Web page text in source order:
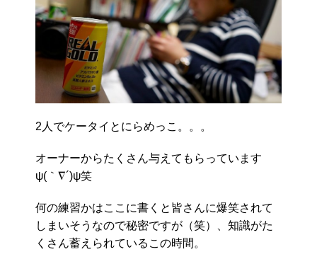
2人でケータイとにらめっこ。。。
オーナーからたくさん与えてもらっています
ψ(｀∇´)ψ笑
何の練習かはここに書くと皆さんに爆笑されて
しまいそうなので秘密ですが（笑）、知識がた
くさん蓄えられているこの時間。